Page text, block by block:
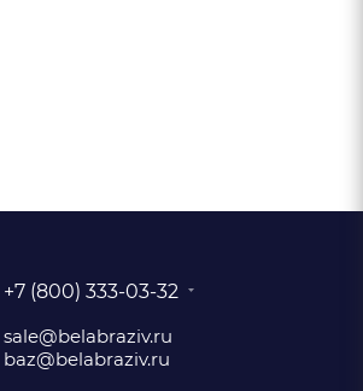
+7 (800) 333-03-32
sale@belabraziv.ru
baz@belabraziv.ru